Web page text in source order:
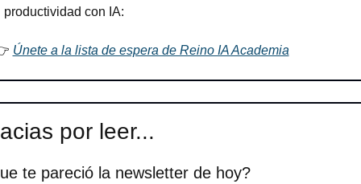
productividad con IA:
Únete a la lista de espera de Reino IA Academia
por leer...
te pareció la newsletter de hoy?